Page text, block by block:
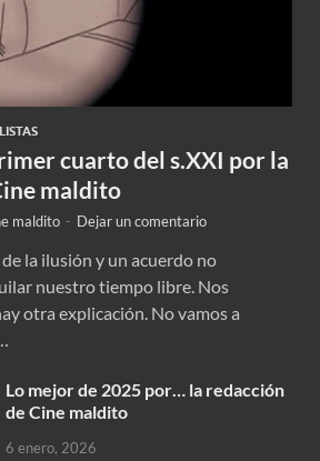
LISTAS
cuarto del s.XXI por la
maldito
maldito - Dejar un comentario
la ilusión y un acuerdo no
nuestro tiempo libre. Nos
otra explicación. No vamos a
Lo mejor de 2025 por… la redacción
de Cine maldito
6 enero, 2026